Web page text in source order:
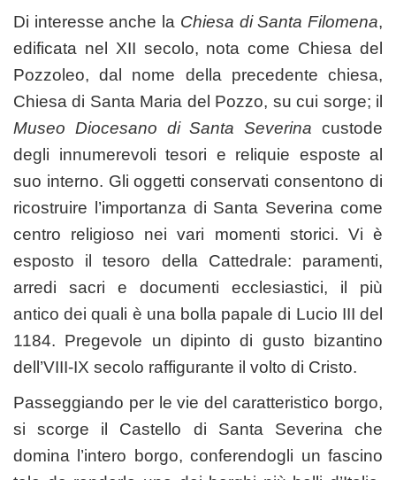
Di interesse anche la Chiesa di Santa Filomena,
edificata nel XII secolo, nota come Chiesa del
Pozzoleo, dal nome della precedente chiesa,
Chiesa di Santa Maria del Pozzo, su cui sorge; il
Museo Diocesano di Santa Severina custode
degli innumerevoli tesori e reliquie esposte al
suo interno. Gli oggetti conservati consentono di
ricostruire l’importanza di Santa Severina come
centro religioso nei vari momenti storici. Vi è
esposto il tesoro della Cattedrale: paramenti,
arredi sacri e documenti ecclesiastici, il più
antico dei quali è una bolla papale di Lucio III del
1184. Pregevole un dipinto di gusto bizantino
dell’VIII-IX secolo raffigurante il volto di Cristo.
Passeggiando per le vie del caratteristico borgo,
si scorge il Castello di Santa Severina che
domina l’intero borgo, conferendogli un fascino